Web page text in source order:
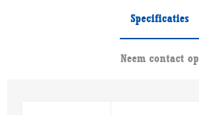
Specificaties
Neem contact op